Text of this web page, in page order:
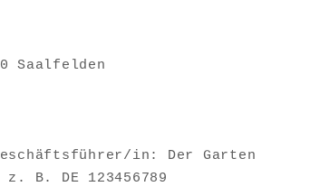
Saalfelden
in: Der Garten
B. DE 123456789